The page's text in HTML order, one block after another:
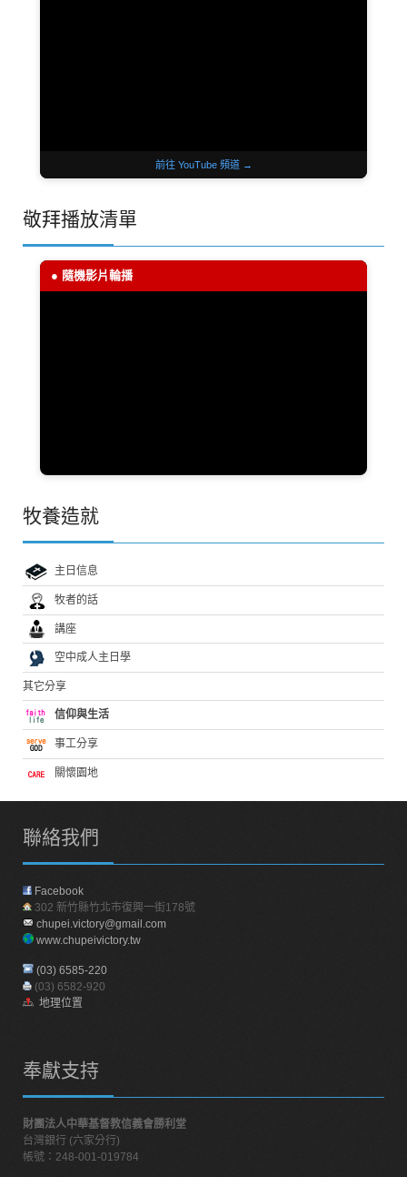
前往 YouTube 頻道 →
敬拜播放清單
● 隨機影片輪播
牧養造就
主日信息
牧者的話
講座
空中成人主日學
其它分享
信仰與生活
事工分享
關懷園地
聯絡我們
Facebook
302 新竹縣竹北市復興一街178號
chupei.victory@gmail.com
www.chupeivictory.tw
(03) 6585-220
(03) 6582-920
地理位置
奉獻支持
財團法人中華基督教信義會勝利堂
台灣銀行 (六家分行)
帳號：248-001-019784